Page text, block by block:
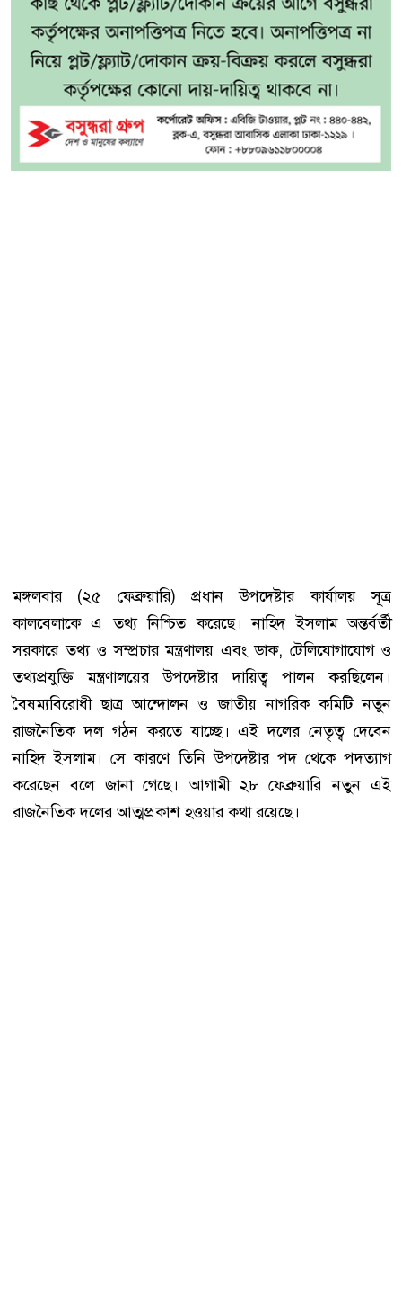
মঙ্গলবার (২৫ ফেব্রুয়ারি) প্রধান উপদেষ্টার কার্যালয় সূত্র
কালবেলাকে এ তথ্য নিশ্চিত করেছে। নাহিদ ইসলাম অন্তর্বর্তী
সরকারে তথ্য ও সম্প্রচার মন্ত্রণালয় এবং ডাক, টেলিযোগাযোগ ও
তথ্যপ্রযুক্তি মন্ত্রণালয়ের উপদেষ্টার দায়িত্ব পালন করছিলেন।
বৈষম্যবিরোধী ছাত্র আন্দোলন ও জাতীয় নাগরিক কমিটি নতুন
রাজনৈতিক দল গঠন করতে যাচ্ছে। এই দলের নেতৃত্ব দেবেন
নাহিদ ইসলাম। সে কারণে তিনি উপদেষ্টার পদ থেকে পদত্যাগ
করেছেন বলে জানা গেছে। আগামী ২৮ ফেব্রুয়ারি নতুন এই
রাজনৈতিক দলের আত্মপ্রকাশ হওয়ার কথা রয়েছে।